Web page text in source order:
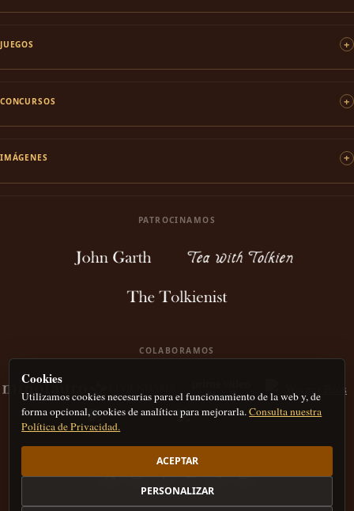
JUEGOS
CONCURSOS
IMÁGENES
PATROCINAMOS
COLABORAMOS
Cookies
Utilizamos cookies necesarias para el funcionamiento de la web y, de
forma opcional, cookies de analítica para mejorarla.Consulta nuestra
Política de Privacidad.
ACEPTAR
PERSONALIZAR